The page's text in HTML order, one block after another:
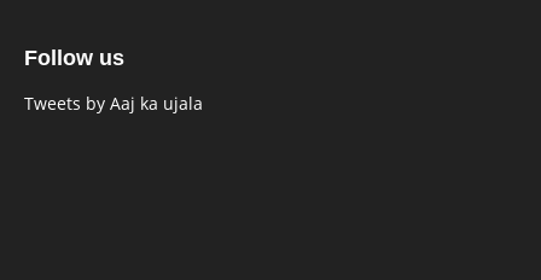
Follow us
Tweets by Aaj ka ujala